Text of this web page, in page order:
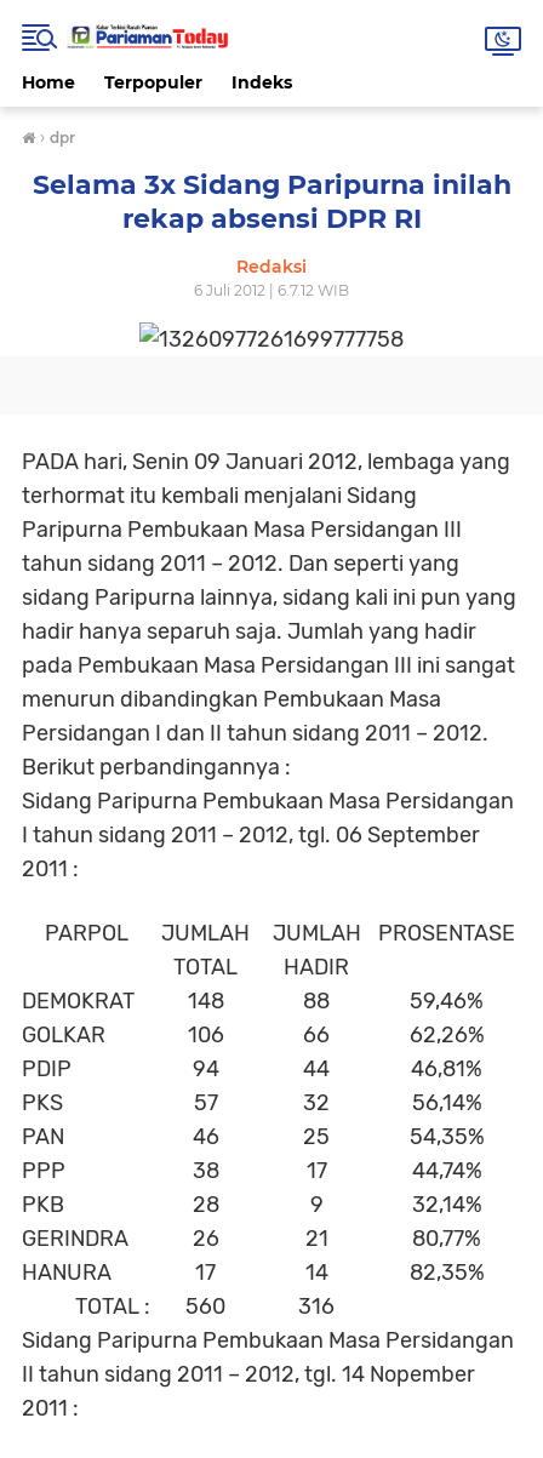
Home Terpopuler Indeks
› dpr
Selama 3x Sidang Paripurna inilah
rekap absensi DPR RI
Redaksi
6 Juli 2012 | 6.7.12 WIB
PADA hari, Senin 09 Januari 2012, lembaga yang
terhormat itu kembali menjalani Sidang
Paripurna Pembukaan Masa Persidangan III
tahun sidang 2011 – 2012. Dan seperti yang
sidang Paripurna lainnya, sidang kali ini pun yang
hadir hanya separuh saja. Jumlah yang hadir
pada Pembukaan Masa Persidangan III ini sangat
menurun dibandingkan Pembukaan Masa
Persidangan I dan II tahun sidang 2011 – 2012.
Berikut perbandingannya :
Sidang Paripurna Pembukaan Masa Persidangan
I tahun sidang 2011 – 2012, tgl. 06 September
2011 :
PARPOL
JUMLAH
TOTAL
JUMLAH
HADIR
PROSENTASE
DEMOKRAT 148 88
59,46%
GOLKAR
106 66
62,26%
PDIP
94 44
46,81%
PKS
57 32
56,14%
PAN
46 25
54,35%
PPP
38 17
44,74%
PKB
28 9
32,14%
GERINDRA
26 21
80,77%
HANURA
17 14
82,35%
TOTAL :
560
316
Sidang Paripurna Pembukaan Masa Persidangan
II tahun sidang 2011 – 2012, tgl. 14 Nopember
2011 :